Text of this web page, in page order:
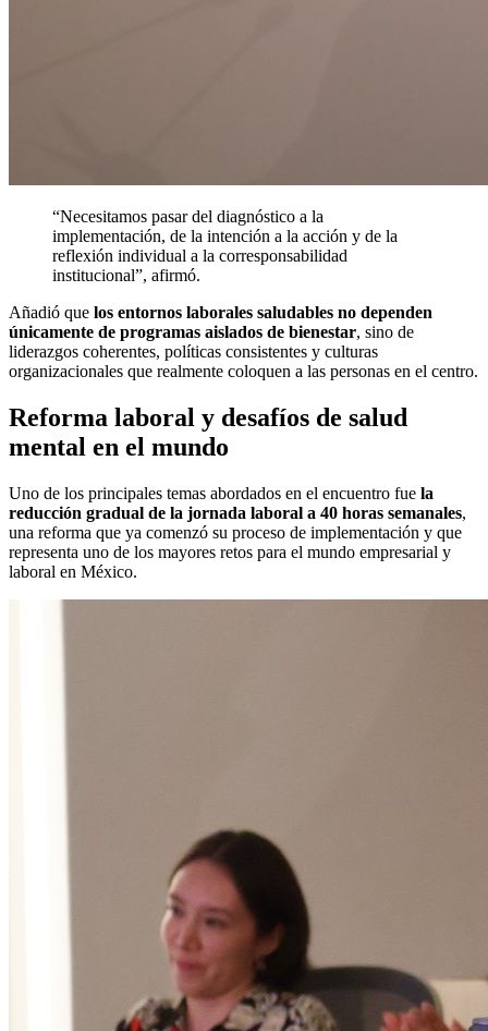
“Necesitamos pasar del diagnóstico a la
implementación, de la intención a la acción y de la
reflexión individual a la corresponsabilidad
institucional”, afirmó.
Añadió que los entornos laborales saludables no dependen
únicamente de programas aislados de bienestar, sino de
liderazgos coherentes, políticas consistentes y culturas
organizacionales que realmente coloquen a las personas en el centro.
Reforma laboral y desafíos de salud
mental en el mundo
Uno de los principales temas abordados en el encuentro fue la
reducción gradual de la jornada laboral a 40 horas semanales,
una reforma que ya comenzó su proceso de implementación y que
representa uno de los mayores retos para el mundo empresarial y
laboral en México.